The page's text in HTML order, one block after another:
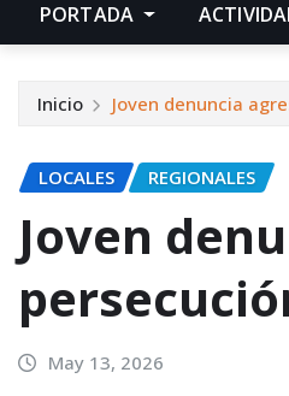
PORTADA
Inicio Joven denuncia
LOCALES REGIONALES
Joven
May 13, 2026